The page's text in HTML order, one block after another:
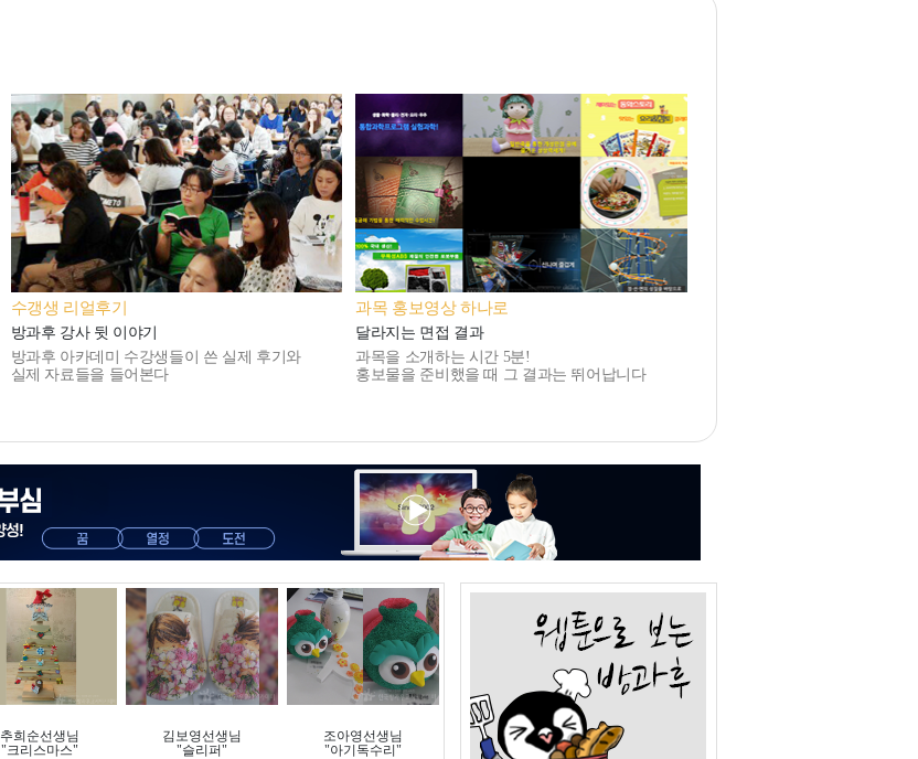
수갱생 리얼후기
방과후 강사 뒷 이야기
방과후 아카데미 수강생들이 쓴 실제 후기와
실제 자료들을 들어본다
과목 홍보영상 하나로
달라지는 면접 결과
과목을 소개하는 시간 5분!
홍보물을 준비했을 때 그 결과는 뛰어납니다
추희순선생님
"크리스마스"
김보영선생님
"슬리퍼"
조아영선생님
"아기독수리"